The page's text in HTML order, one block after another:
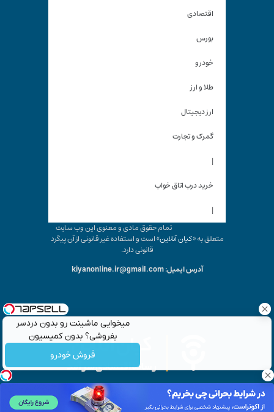
میخوایی ماشینت رو بدون دردسر
بفروشی؟ بدون کمیسیون
فروش خودرو
اقتصادی
بورس
خودرو
طلا و ارز
ارز دیجیتال
گمرک و تجارت
|
خرید درب اتاق خواب
|
تمام حقوق مادی و معنوی این وب سایت
متعلق به «کیان آنلاین» است و استفاده غیر قانونی از آن پیگرد
قانونی دارد.
آدرس ایمیل: kiyanonline.ir@gmail.com